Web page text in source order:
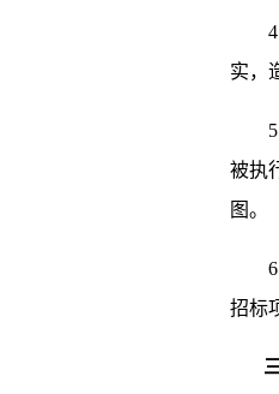
实，
5
被执
图。
6
招标